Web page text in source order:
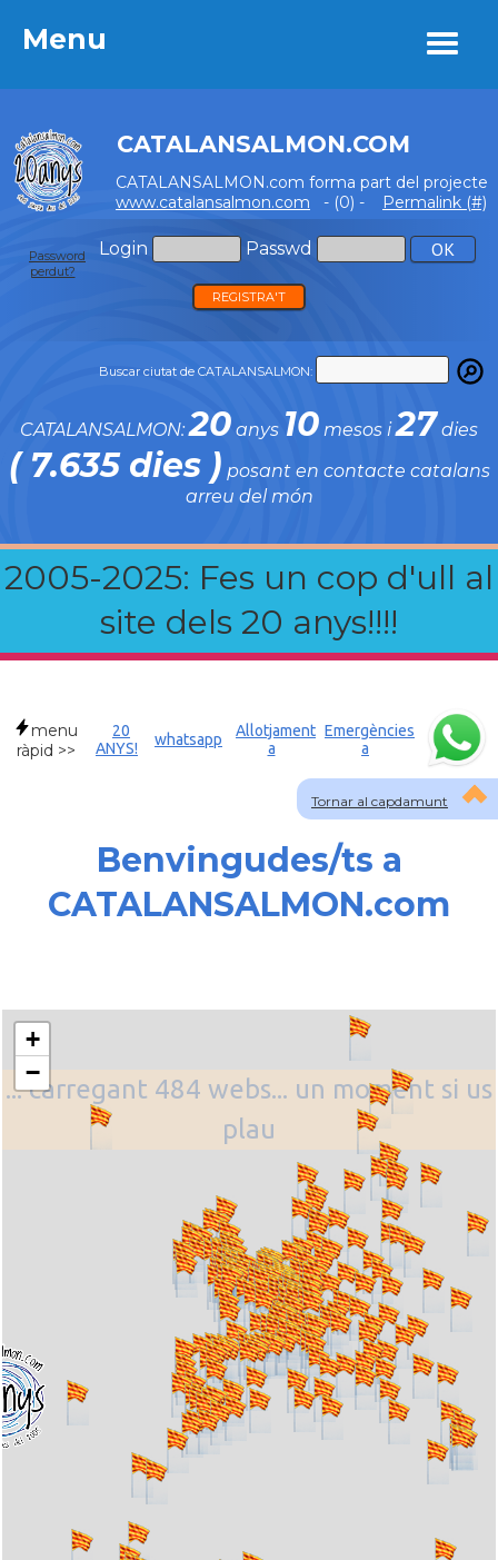
Menu
CATALANSALMON.COM
CATALANSALMON.com forma part del projecte
www.catalansalmon.com - (0) - Permalink (#)
Login Passwd
Password
perdut?
REGISTRA'T
Buscar ciutat de CATALANSALMON:
CATALANSALMON:20 anys 10 mesos i27 dies
( 7.635 dies ) posant en contacte catalans
arreu del món
2005-2025: Fes un cop d'ull al
site dels 20 anys!!!!
Menu
Tornar al capdamunt
menu
ràpid >>
20
ANYS!
whatsapp
Allotjament
a
Emergències
a
Benvingudes/ts a
CATALANSALMON.com
... carregant 484 webs... un moment si us
plau
+
−